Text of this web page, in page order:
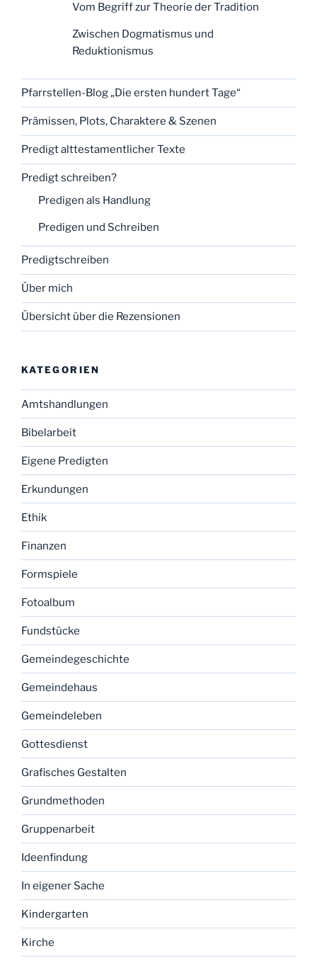
Vom Begriff zur Theorie der Tradition
Zwischen Dogmatismus und
Reduktionismus
Pfarrstellen-Blog „Die ersten hundert Tage“
Prämissen, Plots, Charaktere & Szenen
Predigt alttestamentlicher Texte
Predigt schreiben?
Predigen als Handlung
Predigen und Schreiben
Predigtschreiben
Über mich
Übersicht über die Rezensionen
KATEGORIEN
Amtshandlungen
Bibelarbeit
Eigene Predigten
Erkundungen
Ethik
Finanzen
Formspiele
Fotoalbum
Fundstücke
Gemeindegeschichte
Gemeindehaus
Gemeindeleben
Gottesdienst
Grafisches Gestalten
Grundmethoden
Gruppenarbeit
Ideenfindung
In eigener Sache
Kindergarten
Kirche